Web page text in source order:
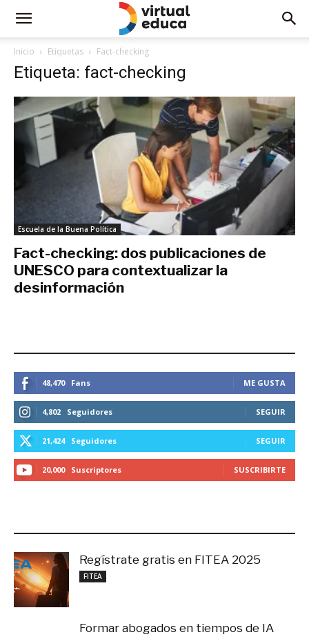
Inicio Etiquetas Fact-checking
Etiqueta: fact-checking
Escuela de la Buena Política
Fact-checking: dos publicaciones de
UNESCO para contextualizar la
desinformación
48,470 Fans ME GUSTA
4,802 Seguidores SEGUIR
21,424 Seguidores SEGUIR
20,000 Suscriptores SUSCRIBIRTE
Regístrate gratis en FITEA 2025
FITEA
Formar abogados en tiempos de IA